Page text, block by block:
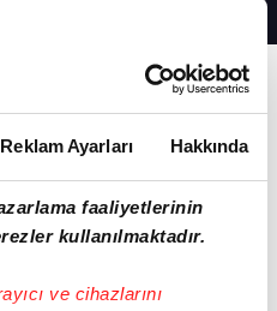
Reklam Ayarları Hakkında
faaliyetlerinin
kullanılmaktadır.
ve cihazlarını
almaya
Video
sakatlığı sonrası